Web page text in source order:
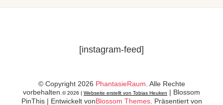
[instagram-feed]
© Copyright 2026 PhantasieRaum . Alle Rechte
vorbehalten. © 2026 | Webseite erstellt von Tobias Heuken | Blossom
PinThis | Entwickelt vonBlossom Themes. Präsentiert von